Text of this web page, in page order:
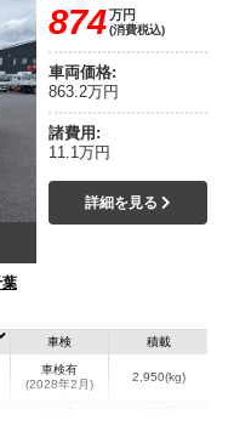
874万円
(消費税込)
車両価格:
863.2万円
諸費用:
11.1万円
詳細を見る
車検
車検有
(2028年2月)
積載
2,950(kg)